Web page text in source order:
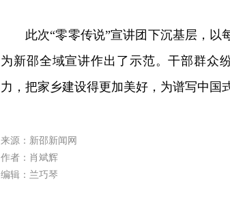
此次“零零传说”宣讲团下沉基层，
为新邵全域宣讲作出了示范。干部群众
力，把家乡建设得更加美好，为谱写中国
来源：新邵新闻网
作者：肖斌辉
编辑：兰巧琴